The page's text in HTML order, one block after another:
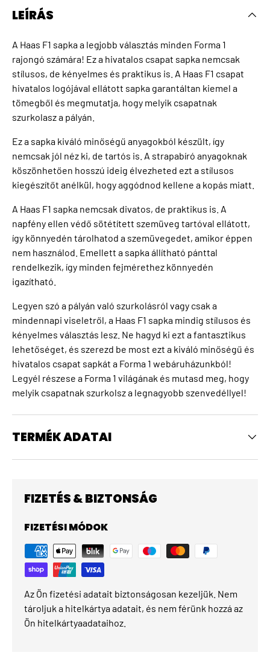
LEÍRÁS
A Haas F1 sapka a legjobb választás minden Forma 1
rajongó számára! Ez a hivatalos csapat sapka nemcsak
stílusos, de kényelmes és praktikus is. A Haas F1 csapat
hivatalos logójával ellátott sapka garantáltan kiemel a
tömegből és megmutatja, hogy melyik csapatnak
szurkolasz a pályán.
Ez a sapka kiváló minőségű anyagokból készült, így
nemcsak jól néz ki, de tartós is. A strapabíró anyagoknak
köszönhetően hosszú ideig élvezheted ezt a stílusos
kiegészítőt anélkül, hogy aggódnod kellene a kopás miatt.
A Haas F1 sapka nemcsak divatos, de praktikus is. A
napfény ellen védő sötétített szemüveg tartóval ellátott,
így könnyedén tárolhatod a szemüvegedet, amikor éppen
nem használod. Emellett a sapka állítható pánttal
rendelkezik, így minden fejmérethez könnyedén
igazítható.
Legyen szó a pályán való szurkolásról vagy csak a
mindennapi viseletről, a Haas F1 sapka mindig stílusos és
kényelmes választás lesz. Ne hagyd ki ezt a fantasztikus
lehetőséget, és szerezd be most ezt a kiváló minőségű és
hivatalos csapat sapkát a Forma 1 webáruházunkból!
Legyél részese a Forma 1 világának és mutasd meg, hogy
melyik csapatnak szurkolsz a legnagyobb szenvedéllyel!
TERMÉK ADATAI
FIZETÉS & BIZTONSÁG
FIZETÉSI MÓDOK
Az Ön fizetési adatait biztonságosan kezeljük. Nem
tároljuk a hitelkártya adatait, és nem férünk hozzá az
Ön hitelkártyaadataihoz.